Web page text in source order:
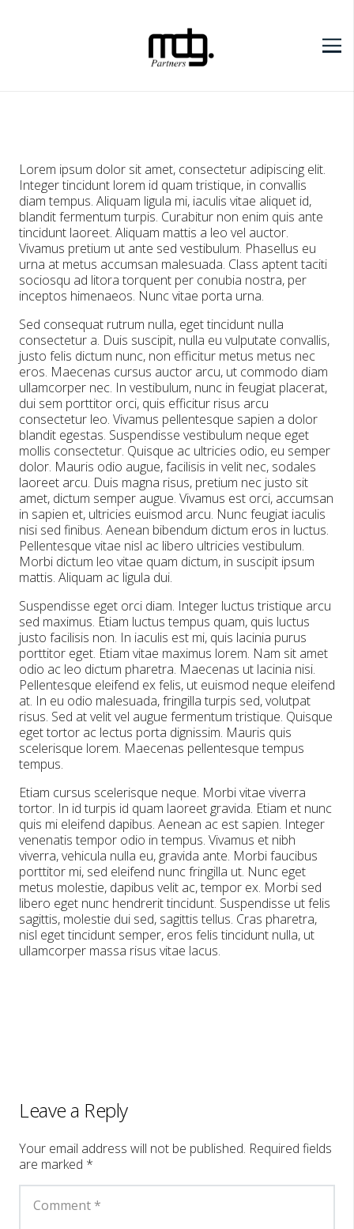
Lorem ipsum dolor sit amet, consectetur adipiscing elit.
Integer tincidunt lorem id quam tristique, in convallis
diam tempus. Aliquam ligula mi, iaculis vitae aliquet id,
blandit fermentum turpis. Curabitur non enim quis ante
tincidunt laoreet. Aliquam mattis a leo vel auctor.
Vivamus pretium ut ante sed vestibulum. Phasellus eu
urna at metus accumsan malesuada. Class aptent taciti
sociosqu ad litora torquent per conubia nostra, per
inceptos himenaeos. Nunc vitae porta urna.
Sed consequat rutrum nulla, eget tincidunt nulla
consectetur a. Duis suscipit, nulla eu vulputate convallis,
justo felis dictum nunc, non efficitur metus metus nec
eros. Maecenas cursus auctor arcu, ut commodo diam
ullamcorper nec. In vestibulum, nunc in feugiat placerat,
dui sem porttitor orci, quis efficitur risus arcu
consectetur leo. Vivamus pellentesque sapien a dolor
blandit egestas. Suspendisse vestibulum neque eget
mollis consectetur. Quisque ac ultricies odio, eu semper
dolor. Mauris odio augue, facilisis in velit nec, sodales
laoreet arcu. Duis magna risus, pretium nec justo sit
amet, dictum semper augue. Vivamus est orci, accumsan
in sapien et, ultricies euismod arcu. Nunc feugiat iaculis
nisi sed finibus. Aenean bibendum dictum eros in luctus.
Pellentesque vitae nisl ac libero ultricies vestibulum.
Morbi dictum leo vitae quam dictum, in suscipit ipsum
mattis. Aliquam ac ligula dui.
Suspendisse eget orci diam. Integer luctus tristique arcu
sed maximus. Etiam luctus tempus quam, quis luctus
justo facilisis non. In iaculis est mi, quis lacinia purus
porttitor eget. Etiam vitae maximus lorem. Nam sit amet
odio ac leo dictum pharetra. Maecenas ut lacinia nisi.
Pellentesque eleifend ex felis, ut euismod neque eleifend
at. In eu odio malesuada, fringilla turpis sed, volutpat
risus. Sed at velit vel augue fermentum tristique. Quisque
eget tortor ac lectus porta dignissim. Mauris quis
scelerisque lorem. Maecenas pellentesque tempus
tempus.
Etiam cursus scelerisque neque. Morbi vitae viverra
tortor. In id turpis id quam laoreet gravida. Etiam et nunc
quis mi eleifend dapibus. Aenean ac est sapien. Integer
venenatis tempor odio in tempus. Vivamus et nibh
viverra, vehicula nulla eu, gravida ante. Morbi faucibus
porttitor mi, sed eleifend nunc fringilla ut. Nunc eget
metus molestie, dapibus velit ac, tempor ex. Morbi sed
libero eget nunc hendrerit tincidunt. Suspendisse ut felis
sagittis, molestie dui sed, sagittis tellus. Cras pharetra,
nisl eget tincidunt semper, eros felis tincidunt nulla, ut
ullamcorper massa risus vitae lacus.
Leave a Reply
Your email address will not be published. Required fields
are marked *